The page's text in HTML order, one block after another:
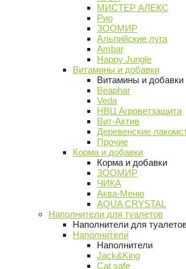
МИСТЕР АЛЕКС
Рио
ЗООМИР
Альпийские луга
Ambar
Happy Jungle
Витамины и добавки
Витамины и добавки
Beaphar
Veda
НВЦ Агроветзащита
Вит-Актив
Деревенские
Прочие
Корма и добавки
Корма и добавки
ЗООМИР
ЧИКА
Аква-Меню
AQUA CRYSTAL
Наполнители для туалетов
Наполнители для
Наполнители
Наполнители
Jack&King
Cat safe